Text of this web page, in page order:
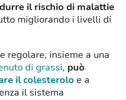
il rischio di malattie
migliorando i livelli di
regolare, insieme a una
di grassi, può
il colesterolo e a
il sistema